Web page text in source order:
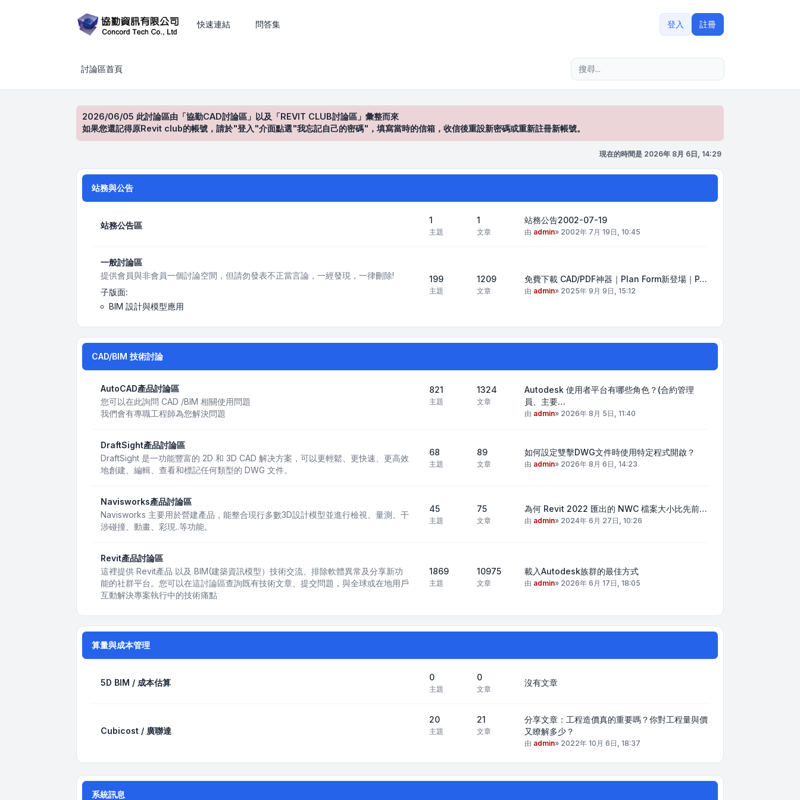
快速連結 問答集 登入 註冊
CAD、BIM、工程估算與建築設計技術討論區
討論區首頁
2026/06/05 此討論區由「協勤CAD討論區」以及「REVIT CLUB討論區」彙整而來
如果您還記得原Revit club的帳號，請於"登入"介面點選"我忘記自己的密碼"，填寫當時的信箱，收信後重設新密碼或重新註冊新帳號。
現在的時間是 2026年 8月 6日, 14:29
站務與公告
站務公告區
1
主題
1
文章
站務公告2002-07-19
由 admin» 2002年 7月 19日, 10:45
一般討論區
提供會員與非會員一個討論空間，但請勿發表不正當言論，一經發現，一律刪除!
子版面:
BIM 設計與模型應用
199
主題
1209
文章
免費下載 CAD/PDF神器｜Plan Form新登場｜P…
由 admin» 2025年 9月 9日, 15:12
CAD/BIM 技術討論
AutoCAD產品討論區
您可以在此詢問 CAD /BIM 相關使用問題
我們會有專職工程師為您解決問題
821
主題
1324
文章
Autodesk 使用者平台有哪些角色？(合約管理
員、主要…
由 admin» 2026年 8月 5日, 11:40
DraftSight產品討論區
DraftSight 是一功能豐富的 2D 和 3D CAD 解决方案，可以更輕鬆、更快速、更高效
地創建、編輯、查看和標記任何類型的 DWG 文件。
68
主題
89
文章
如何設定雙擊DWG文件時使用特定程式開啟？
由 admin» 2026年 8月 6日, 14:23
Navisworks產品討論區
Navisworks 主要用於營建產品，能整合現行多數3D設計模型並進行檢視、量測、干
涉碰撞、動畫、彩現..等功能。
45
主題
75
文章
為何 Revit 2022 匯出的 NWC 檔案大小比先前…
由 admin» 2024年 6月 27日, 10:26
Revit產品討論區
這裡提供 Revit產品 以及 BIM(建築資訊模型）技術交流、排除軟體異常及分享新功
能的社群平台。您可以在這討論區查詢既有技術文章、提交問題，與全球或在地用戶
互動解決專案執行中的技術痛點
1869
主題
10975
文章
載入Autodesk族群的最佳方式
由 admin» 2026年 6月 17日, 18:05
算量與成本管理
5D BIM / 成本估算
0
主題
0
文章
沒有文章
Cubicost / 廣聯達
20
主題
21
文章
分享文章：工程造價真的重要嗎？你對工程量與價
又瞭解多少？
由 admin» 2022年 10月 6日, 18:37
系統訊息